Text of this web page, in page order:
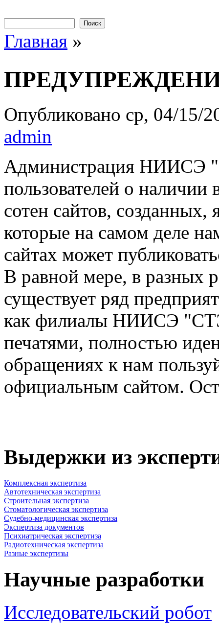
Форма поиска
Вы здесь
Главная »
Опубликовано ср, 04/15/
admin
Администрация НИИСЭ
пользователей о наличии
сотен сайтов,
которые на самом деле
сайтах может
В равной мере, в разных
существует ряд
как филиалы НИИСЭ
печатями, полностью
обращениях к нам
официальным сайтом.
Выдержки из
Комплексная экспертиза
Автотехническая экспертиза
Строительная экспертиза
Стоматологическая экспертиза
Судебно-медицинская экспертиза
Экспертиза документов
Психиатрическая экспертиза
Радиотехническая экспертиза
Разные экспертизы
Научные разработки
Исследовательский робот